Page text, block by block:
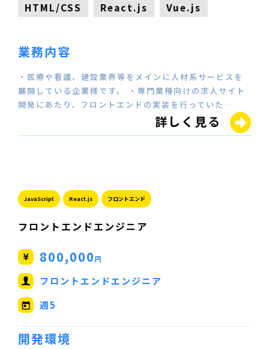
HTML/CSS React.js Vue.js
業務内容
・医療や看護、建設業界等をメインに人材系サービスを
展開している企業様です。 ・専門業種向けの求人サイト
開発にあたり、フロントエンドの実装を行っていた…
詳しく見る
JavaScript React.js フロントエンド
フロントエンドエンジニア
800,000円
フロントエンドエンジニア
週5
開発環境